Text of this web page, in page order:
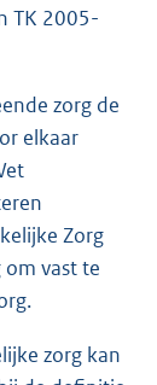
TK 2005-
zorg de
elkaar
Zorg
vast te
zorg kan